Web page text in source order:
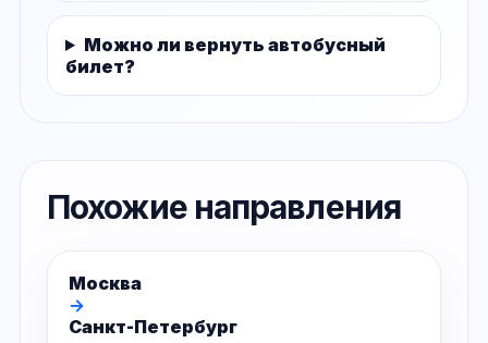
Можно ли вернуть автобусный
билет?
Похожие направления
Москва
→
Санкт-Петербург